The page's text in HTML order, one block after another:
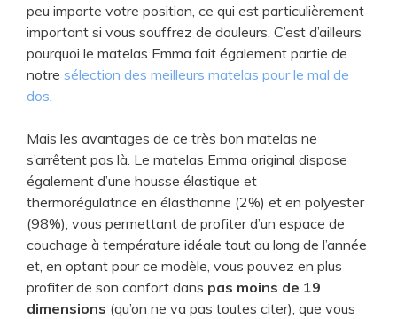
peu importe votre position, ce qui est particulièrement
important si vous souffrez de douleurs. C’est d’ailleurs
pourquoi le matelas Emma fait également partie de
notre sélection des meilleurs matelas pour le mal de
dos
Mais les avantages de ce très bon matelas ne
s’arrêtent pas là. Le matelas Emma original dispose
également d’une housse élastique et
thermorégulatrice en élasthanne (2%) et en polyester
(98%), vous permettant de profiter d’un espace de
couchage à température idéale tout au long de l’année
et, en optant pour ce modèle, vous pouvez en plus
profiter de son confort dans pas moins de 19
dimensions (qu’on ne va pas toutes citer), que vous